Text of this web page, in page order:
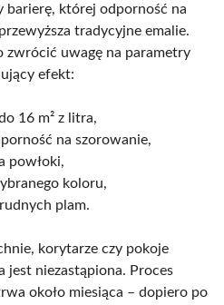
barierę, której odporność na
tradycyjne emalie.
uwagę na parametry
efekt:
16 m² z litra,
na szorowanie,
powłoki,
koloru,
plam.
korytarze czy pokoje
jest niezastąpiona. Proces
około miesiąca – dopiero po